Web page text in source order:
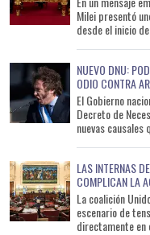
Milei presentó
desde el inicio
NUEVO DNU:
ODIO CONTRA
El Gobierno
Decreto de
nuevas causales
LAS INTERNAS
COMPLICAN LA
La coalición
escenario de
directamente en